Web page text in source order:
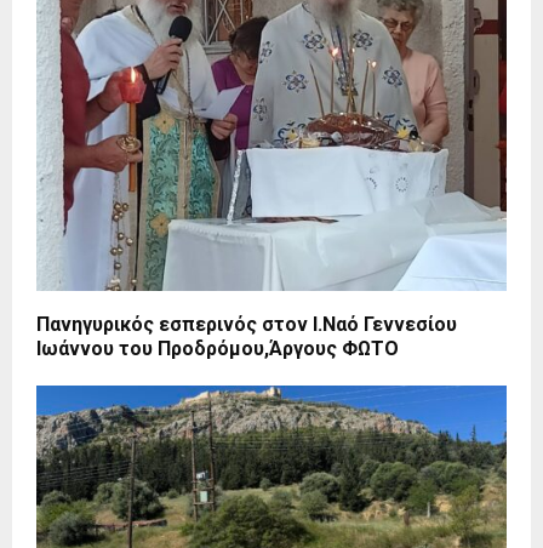
Πανηγυρικός εσπερινός στον Ι.Ναό Γεννεσίου
Ιωάννου του Προδρόμου,Άργους ΦΩΤΟ